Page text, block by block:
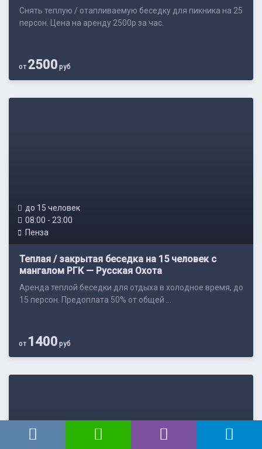
Снять теплую / отапливаемую беседку для пикника на 25
персон. Цена на аренду 2500р за час.
от2500 руб
до 15 человек
08:00 - 23:00
Пенза
Теплая / закрытая беседка на 15 человек с
мангалом РГК — Русская Охота
Аренда теплой беседки для отдыха в холодное время, до
15 персон. Предоплата 50% от общей ...
от 1400 руб